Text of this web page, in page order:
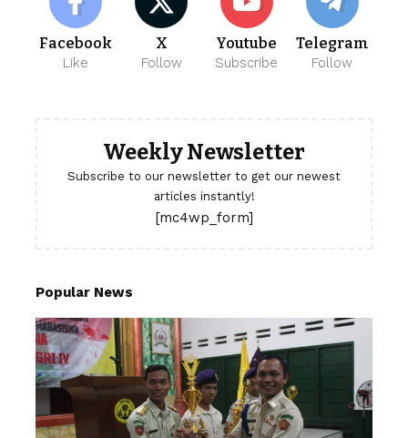
Facebook
Like
X
Follow
Youtube
Subscribe
Telegram
Follow
Weekly Newsletter
Subscribe to our newsletter to get our newest
articles instantly!
[mc4wp_form]
Popular News